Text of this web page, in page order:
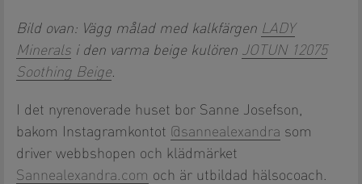
Bild ovan: Vägg målad med kalkfärgen LADY
Minerals i den varma beige kulören JOTUN 12075
Soothing Beige.
I det nyrenoverade huset bor Sanne Josefson,
bakom Instagramkontot @sannealexandra som
driver webbshopen och klädmärket
Sannealexandra.com och är utbildad hälsocoach.